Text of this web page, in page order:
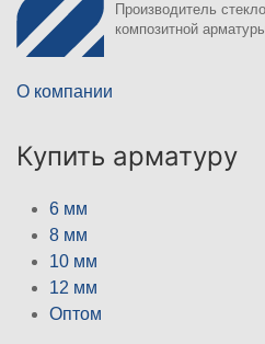
Производитель
композитной
О компании
Купить арматуру
6 мм
8 мм
10 мм
12 мм
Оптом